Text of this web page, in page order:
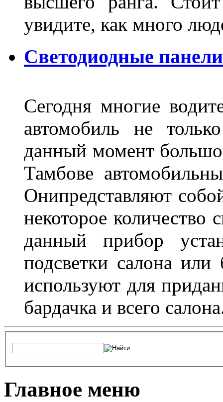
увидите, как много
Светодиодные
Сегодня многие
автомобиль не
данный момент
Тамбове
Онипредставляют
некоторое количество
данный прибор
подсветки салона
используют для
бардачка и всего
Главное меню